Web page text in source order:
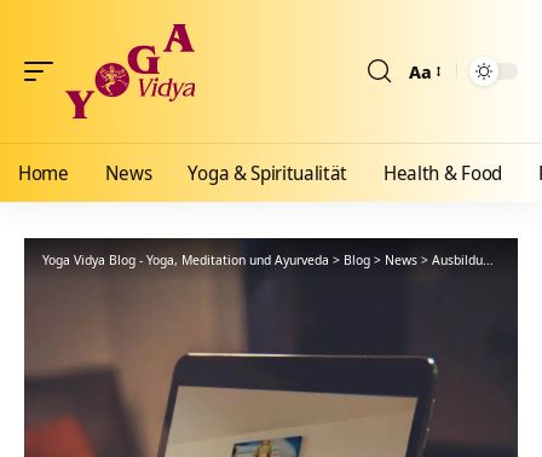
Aa
Home News Yoga & Spiritualität Health & Food
Yoga Vidya Blog - Yoga, Meditation und Ayurveda > Blog > News > Ausbildungen